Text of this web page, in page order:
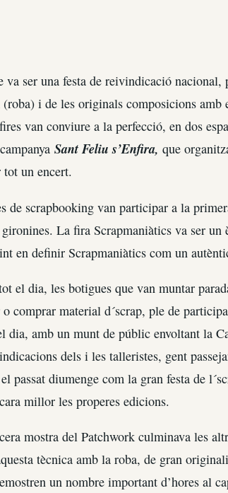
va ser una festa de reivindicació nacional,
i de les originals composicions amb
van conviure a la perfecció, en dos
Sant Felius’Enfira, que
un encert.
de scrapbooking van participar a la
gironines. La fira Scrapmaniàtics va ser
en definir Scrapmaniàtics com un
el dia, les botigues que van muntar
comprar material d´scrap, ple de
dia, amb un munt de públic envoltant la
dels i les talleristes, gent
passat diumenge com la gran festa de
millor les properes edicions.
mostra del Patchwork culminava les
tècnica amb la roba, de gran
un nombre important d’hores al